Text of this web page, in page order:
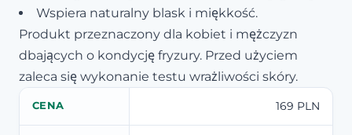
Wspiera naturalny blask i miękkość.
Produkt przeznaczony dla kobiet i mężczyzn
dbających o kondycję fryzury. Przed użyciem
zaleca się wykonanie testu wrażliwości skóry.
CENA 169 PLN